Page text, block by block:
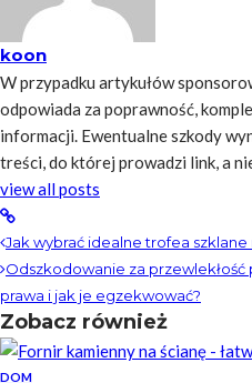
koon
W przypadku artykułów
odpowiada za poprawność,
informacji. Ewentualne szkody
treści, do której prowadzi link, a
view all posts
Jak wybrać idealne trofea szklane
Odszkodowanie za przewlekłość
prawa i jak je egzekwować?
Zobacz również
DOM